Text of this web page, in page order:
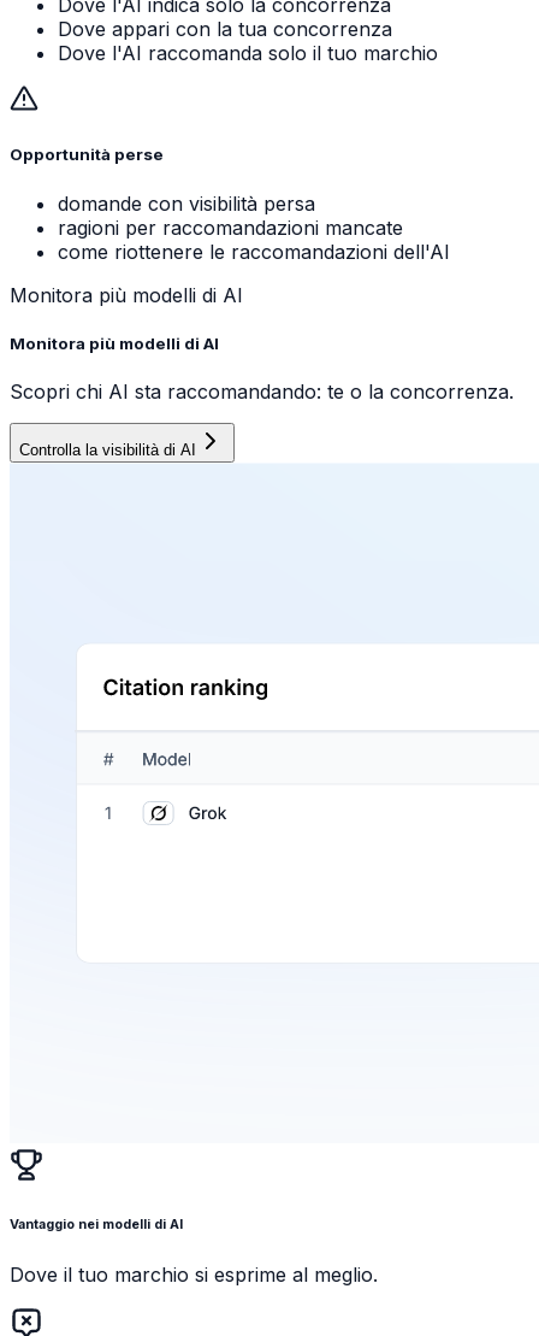
Dove l'AI indica solo la concorrenza
Dove appari con la tua concorrenza
Dove l'AI raccomanda solo il tuo marchio
Opportunità perse
domande con visibilità persa
ragioni per raccomandazioni mancate
come riottenere le raccomandazioni dell'AI
Monitora più modelli di AI
Monitora più modelli di AI
Scopri chi AI sta raccomandando: te o la concorrenza.
Controlla la visibilità di AI
Vantaggio nei modelli di AI
Dove il tuo marchio si esprime al meglio.